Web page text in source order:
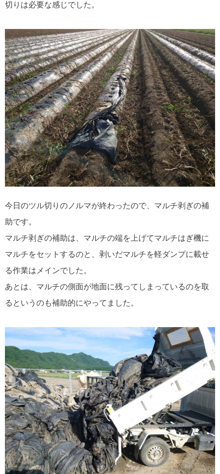
切りは必要な感じでした。
今日のツル切りのノルマが終わったので、マルチ剥ぎの補
助です。
マルチ剥ぎの補助は、マルチの端を上げてマルチはぎ機に
マルチをセットするのと、剥いだマルチを軽ダンプに載せ
る作業はメインでした。
あとは、マルチの側面が地面に残ってしまっているのを取
るというのも補助的にやってました。